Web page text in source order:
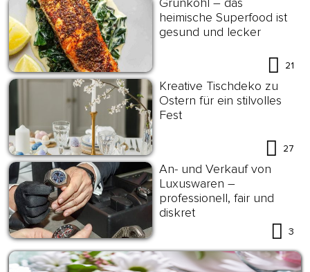
heimische Superfood ist
gesund und lecker
21
Kreative Tischdeko zu
Ostern für ein stilvolles
Fest
27
An- und Verkauf von
Luxuswaren –
professionell, fair und
diskret
3